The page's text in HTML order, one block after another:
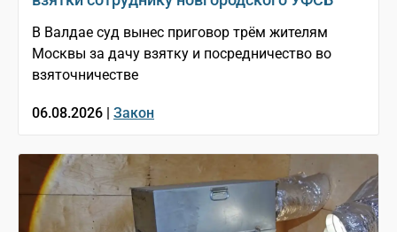
В Валдае суд вынес приговор трём жителям
Москвы за дачу взятку и посредничество во
взяточничестве
06.08.2026 | Закон